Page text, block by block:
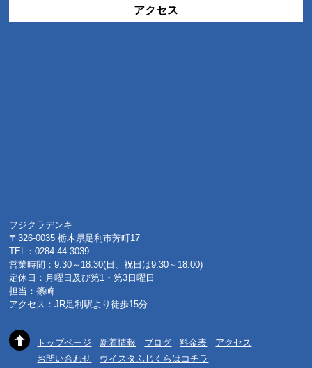
アクセス
フジクラデンキ
〒326-0035 栃木県足利市芳町17
TEL：0284-44-3039
営業時間：9:30～18:30(日、祝日は9:30～18:00)
定休日：月曜日及び第1・第3日曜日
担当：篠崎
アクセス：JR足利駅より徒歩15分
トップページ 新着情報 ブログ 料金表
アクセス
お問い合わせ
ウイスタふじくらはコチラ